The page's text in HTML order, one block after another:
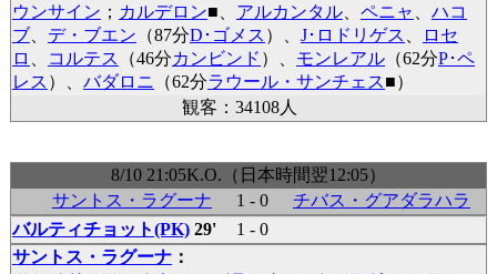
ウンサイン ； カルデロン■ アルカンタル、 ペニャ
ハコ
ブ、 デ・ブエン （87分D･ゴメス ）、 J･ロドリゲス
ロセ
ロ
コルテス （46分カンビンド ）、 モンレアル（62分P･ペ
レス ）、 バダロニ （62分ラウール・サンチェス■）
観客：34108人
8/10 21:05K.O.（日本時間翌12:05）
サントス・ラグーナ
1 - 0
チバス・グアダラハラ
バルティチョット(PK)29'
1 - 0
サントス・ラグーナ：